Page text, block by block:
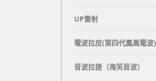
UP雷射
電波拉皮(第四代鳳凰電波)
⾳波拉提（海芙⾳波）